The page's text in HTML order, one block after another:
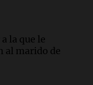
debatida en
la que le
al marido de